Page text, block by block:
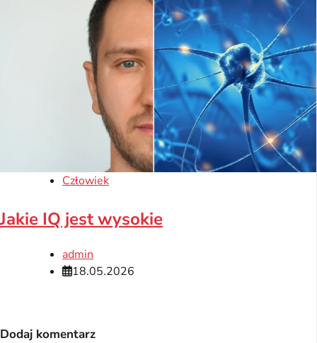
Człowiek
Jakie IQ jest wysokie
admin
18.05.2026
Dodaj komentarz